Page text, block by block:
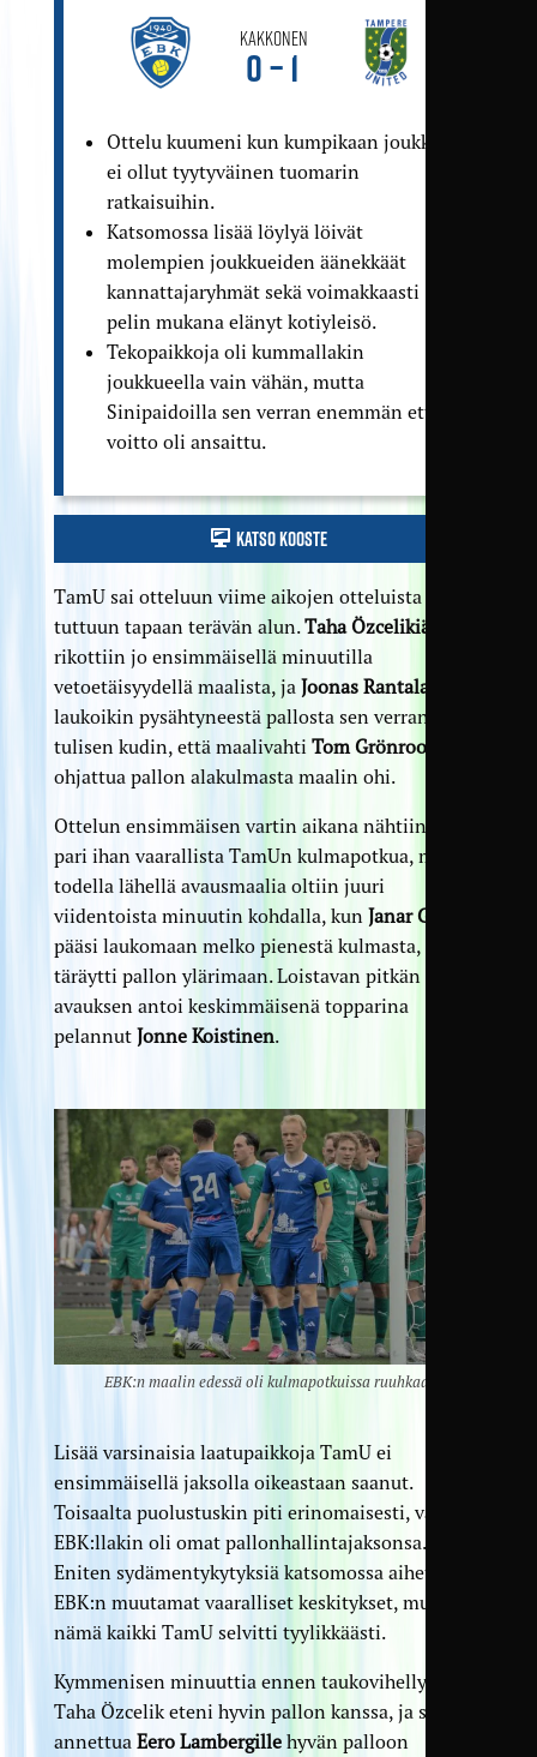
Kakkonen
0 – 1
Ottelu kuumeni kun kumpikaan joukkue
ei ollut tyytyväinen tuomarin
ratkaisuihin.
Katsomossa lisää löylyä löivät
molempien joukkueiden äänekkäät
kannattaja­ryhmät sekä voimakkaasti
pelin mukana elänyt kotiyleisö.
Tekopaikkoja oli kummallakin
joukkueella vain vähän, mutta
Sinipaidoilla sen verran enemmän että
voitto oli ansaittu.
Katso kooste
TamU sai otteluun viime aikojen otteluista
tuttuun tapaan terävän alun.Taha Özcelikiä
rikottiin jo ensimmäisellä minuutilla
vetoetäisyydellä maalista, ja Joonas Rantala
laukoikin pysähtyneestä pallosta sen verran
tulisen kudin, että maalivahti Tom Grönroos
ohjattua pallon alakulmasta maalin ohi.
Ottelun ensimmäisen vartin aikana nähtiin myös
pari ihan vaarallista TamUn kulmapotkua, mutta
todella lähellä avausmaalia oltiin juuri
viidentoista minuutin kohdalla, kun Janar Georg
pääsi laukomaan melko pienestä kulmasta, ja
täräytti pallon ylärimaan. Loistavan pitkän
avauksen antoi keskimmäisenä topparina
pelannut Jonne Koistinen.
EBK:n maalin edessä oli kulmapotkuissa ruuhkaa.
Lisää varsinaisia laatupaikkoja TamU ei
ensimmäisellä jaksolla oikeastaan saanut.
Toisaalta puolustuskin piti erinomaisesti, vaikka
EBK:llakin oli omat pallonhallintajaksonsa.
Eniten sydämentykytyksiä katsomossa aiheuttivat
EBK:n muutamat vaaralliset keskitykset, mutta
nämä kaikki TamU selvitti tyylikkäästi.
Kymmenisen minuuttia ennen taukovihellystä
Taha Özcelik eteni hyvin pallon kanssa, ja sai
annettua Eero Lambergillehyvän palloon